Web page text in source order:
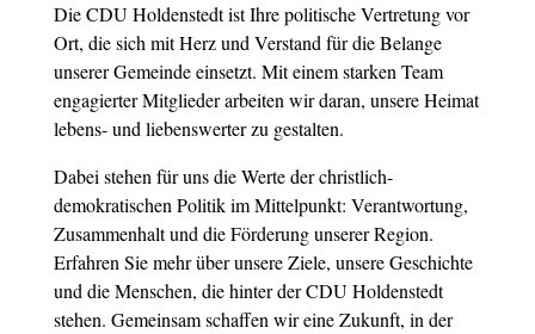
Die CDU Holdenstedt ist Ihre politische Vertretung vor
Ort, die sich mit Herz und Verstand für die Belange
unserer Gemeinde einsetzt. Mit einem starken Team
engagierter Mitglieder arbeiten wir daran, unsere Heimat
lebens- und liebenswerter zu gestalten.
Dabei stehen für uns die Werte der christlich-
demokratischen Politik im Mittelpunkt: Verantwortung,
Zusammenhalt und die Förderung unserer Region.
Erfahren Sie mehr über unsere Ziele, unsere Geschichte
und die Menschen, die hinter der CDU Holdenstedt
stehen. Gemeinsam schaffen wir eine Zukunft, in der